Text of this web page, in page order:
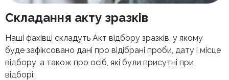
Складання акту зразків
Наші фахівці складуть Акт відбору зразків, у якому
буде зафіксовано дані про відібрані проби, дату і місце
відбору, а також про осіб, які були присутні при
відборі.